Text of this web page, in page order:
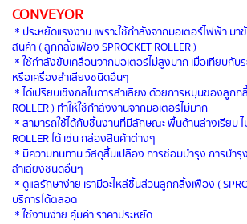
CONVEYOR
* ประหยัดแรงงาน เพราะใช้กำลังจากมอเตอร์ไฟฟ้า ม
สินค้า ( ลูกกลิ้งเฟือง SPROCKET ROLLER )
* ใช้กำลังขับเคลื่อนจากมอเตอร์ไม่สูงมาก เมื่อเทียบกับ
หรือเครื่องลำเลียงชนิดอื่นๆ
* ได้เปรียบเชิงกลในการลำเลียง ด้วยการหมุนของลูกก
ROLLER ) ทำให้ใช้กำลังงานจากมอเตอร์ไม่มาก
* สามารถใช้ได้กับชิ้นงานที่มีลักษณะ พื้นด้านล่างเรียบ ไ
ROLLER ได้ เช่น กล่องสินค้าต่างๆ
* มีความทนทาน วัสดุสิ้นเปลือง การซ่อมบำรุง การบำรุ
ลำเลียงชนิดอื่นๆ
* ดูแลรักษาง่าย เรามีอะไหล่ชิ้นส่วนลูกกลิ้งเฟือง (
บริการได้ตลอด
* ใช้งานง่าย คุ้มค่า ราคาประหยัด